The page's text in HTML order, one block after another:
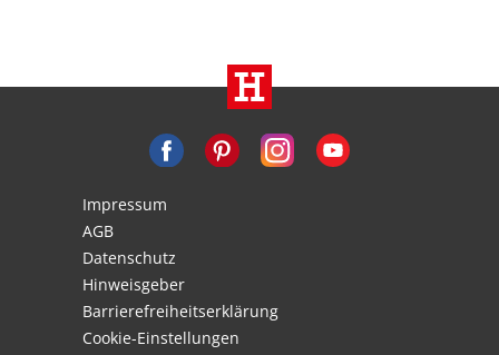
Impressum
AGB
Datenschutz
Hinweisgeber
Barrierefreiheitserklärung
Cookie-Einstellungen